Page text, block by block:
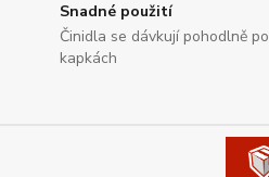
Snadné použití
Činidla se dávkují pohodlně po
kapkách